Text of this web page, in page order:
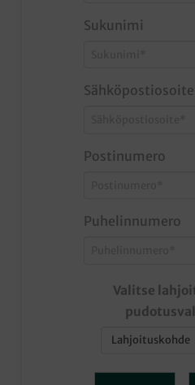
Sukunimi
Sähköpostiosoite
Postinumero
Puhelinnumero
Valitse